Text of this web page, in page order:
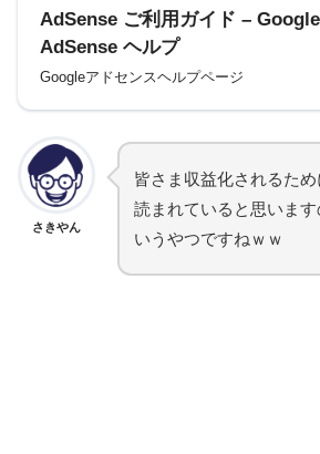
AdSense ご利用ガイド – Google
AdSense ヘルプ
Googleアドセンスヘルプページ
さきやん
皆さま収益化されるた
読まれていると思いま
いうやつですねｗｗ